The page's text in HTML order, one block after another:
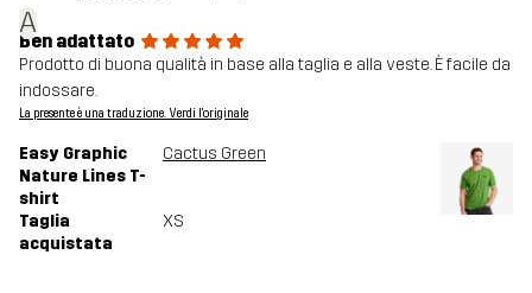
A
Ben adattato
Prodotto di buona qualità in base alla taglia e alla veste. È facile da
indossare.
La presente è una traduzione. Verdi l'originale
Easy Graphic
Nature Lines T-
shirt
Cactus Green
Taglia
acquistata
XS